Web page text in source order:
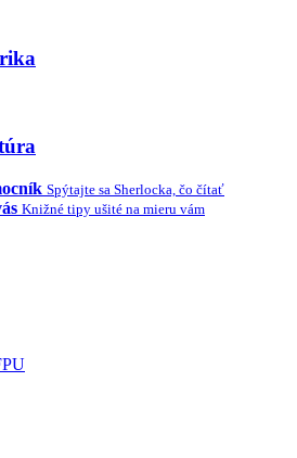
Spýtajte sa Sherlocka, čo čítať
Knižné tipy ušité na mieru vám